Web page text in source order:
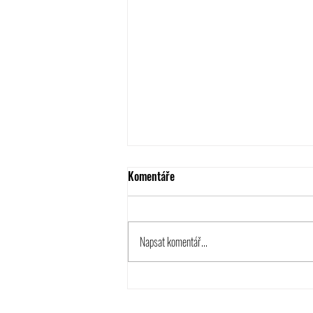
Letní příprava B týmu
Komentáře
Napsat komentář...